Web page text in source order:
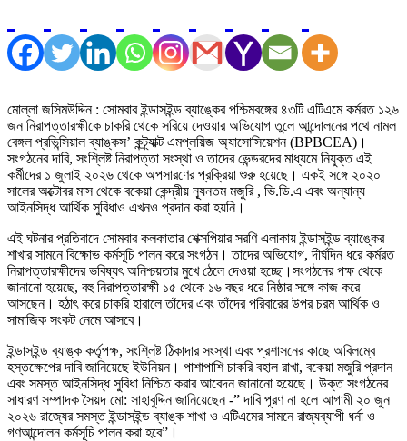
মোল্লা জসিমউদ্দিন : সোমবার ইন্ডাসইন্ড ব্যাঙ্কের পশ্চিমবঙ্গের ৪৩টি এটিএমে কর্মরত ১২৬
জন নিরাপত্তারক্ষীকে চাকরি থেকে সরিয়ে দেওয়ার অভিযোগ তুলে আন্দোলনের পথে নামল
বেঙ্গল প্রভিন্সিয়াল ব্যাঙ্কস’ কন্ট্র্যাক্ট এমপ্লয়িজ অ্যাসোসিয়েশন (BPBCEA)।
সংগঠনের দাবি, সংশ্লিষ্ট নিরাপত্তা সংস্থা ও তাদের ভেন্ডরদের মাধ্যমে নিযুক্ত এই
কর্মীদের ১ জুলাই ২০২৬ থেকে অপসারণের প্রক্রিয়া শুরু হয়েছে। একই সঙ্গে ২০২০
সালের অক্টোবর মাস থেকে বকেয়া কেন্দ্রীয় ন্যূনতম মজুরি , ভি.ডি.এ এবং অন্যান্য
আইনসিদ্ধ আর্থিক সুবিধাও এখনও প্রদান করা হয়নি।
এই ঘটনার প্রতিবাদে সোমবার কলকাতার শেক্সপিয়ার সরণি এলাকায় ইন্ডাসইন্ড ব্যাঙ্কের
শাখার সামনে বিক্ষোভ কর্মসূচি পালন করে সংগঠন। তাদের অভিযোগ, দীর্ঘদিন ধরে কর্মরত
নিরাপত্তারক্ষীদের ভবিষ্যৎ অনিশ্চয়তার মুখে ঠেলে দেওয়া হচ্ছে।সংগঠনের পক্ষ থেকে
জানানো হয়েছে, বহু নিরাপত্তারক্ষী ১৫ থেকে ১৬ বছর ধরে নিষ্ঠার সঙ্গে কাজ করে
আসছেন। হঠাৎ করে চাকরি হারালে তাঁদের এবং তাঁদের পরিবারের উপর চরম আর্থিক ও
সামাজিক সংকট নেমে আসবে।
ইন্ডাসইন্ড ব্যাঙ্ক কর্তৃপক্ষ, সংশ্লিষ্ট ঠিকাদার সংস্থা এবং প্রশাসনের কাছে অবিলম্বে
হস্তক্ষেপের দাবি জানিয়েছে ইউনিয়ন। পাশাপাশি চাকরি বহাল রাখা, বকেয়া মজুরি প্রদান
এবং সমস্ত আইনসিদ্ধ সুবিধা নিশ্চিত করার আবেদন জানানো হয়েছে। উক্ত সংগঠনের
সাধারণ সম্পাদক সৈয়দ মো: সাহাবুদ্দিন জানিয়েছেন -” দাবি পূরণ না হলে আগামী ২০ জুন
২০২৬ রাজ্যের সমস্ত ইন্ডাসইন্ড ব্যাঙ্ক শাখা ও এটিএমের সামনে রাজ্যব্যাপী ধর্না ও
গণআন্দোলন কর্মসূচি পালন করা হবে”।